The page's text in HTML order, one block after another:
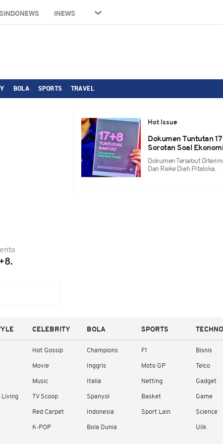
INEWS
BOLA SPORTS TRAVEL
Hot Issue
Dokumen Tuntutan
Sorotan Soal
Dokumen Tersebut
Dan Rieke Diah Pitaloka.
Living
CELEBRITY
Hot Gossip
Movie
Music
TV Scoop
Red Carpet
K-POP
BOLA
Champions
Inggris
Italia
Spanyol
Indonesia
Bola Dunia
SPORTS
F1
Moto GP
Netting
Basket
Sport Lain
TECHNO
Bisnis
Telco
Gadget
Game
Science
Ulik